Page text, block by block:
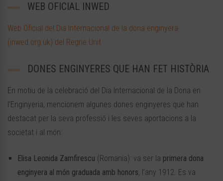
WEB OFICIAL INWED
Web Oficial del Dia Internacional de la dona enginyera
(inwed.org.uk) del Regne Unit
DONES ENGINYERES QUE HAN FET HISTÒRIA
En motiu de la celebració del Dia Internacional de la Dona en
l’Enginyeria, mencionem algunes dones enginyeres que han
destacat per la seva professió i les seves aportacions a la
societat i al món:
Elisa Leonida Zamfirescu (Romania): va ser la primera dona
enginyera al món graduada amb honors, l’any 1912. Es va